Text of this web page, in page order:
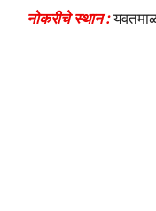
नोकरीचे स्थान :